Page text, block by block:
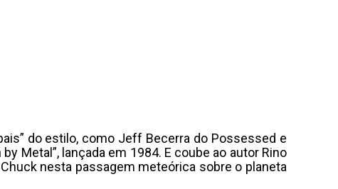
do estilo, como Jeff Becerra do Possessed e
Metal”, lançada em 1984. E coube ao autor Rino
nesta passagem meteórica sobre o planeta